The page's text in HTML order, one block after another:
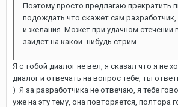
Поэтому просто предлагаю прекратить
подождать что скажет сам разработчик,
и желания. Может при удачном стечении
зайдёт на какой- нибудь стрим
Я с тобой диалог не вел, я сказал что я не
диалог и отвечать на вопрос тебе, ты
) Я за разработчика не отвечаю, я тебе
уже на эту тему, она повторяется, полтора